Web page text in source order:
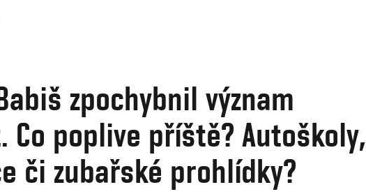
zpochybnil význam
Co poplive příště? Autoškoly,
či zubařské prohlídky?